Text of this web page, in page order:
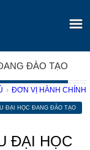
ĐÀO TẠO
› ĐƠN VỊ HÀNH CHÍNH
ĐẠI HỌC ĐANG ĐÀO TẠO
ĐẠI HỌC